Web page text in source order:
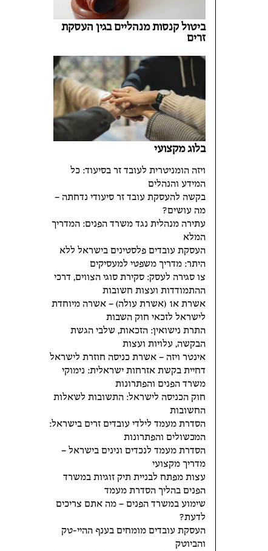
ביטול קנסות מנהליים בגין העסקת
זרים
בלוג מקצועי
ויזה הומניטרית לעובד זר בסיעוד: כל
המידע והנהלים
בקשה להעסקת עובד זר סיעודי נדחתה –
מה עושים?
עתירה מנהלית נגד משרד הפנים: המדריך
המלא
העסקת עובדים פלסטינים בישראל ללא
היתר: מדריך משפטי למעסיקים
צו סגירה לעסק: סקירת סוגי הצווים, דרכי
ההתמודדות ועצות חשובות
אשרת א1 (אשרת עולה) – אשרה מיוחדת
לישראל לזכאי חוק השבות
התרת נישואין: הזכאות, שלבי הגשת
הבקשה, עלויות ועצות
אינטר ויזה – אשרת כניסה חוזרת לישראל
דחיית בקשת אזרחות ישראלית: נימוקי
משרד הפנים והפתרונות
חוק הכניסה לישראל: התשובות לשאלות
החשובות
הסדרת מעמד לילדי עובדים זרים בישראל:
המכשולים והפתרונות
הסדרת מעמד לנכדים ונינים בישראל –
מדריך מקצועי
עצות מפתח לבניית תיק זוגיות במשרד
הפנים בהליך הסדרת מעמד
שימוע במשרד הפנים – מה אתם צריכים
לדעת?
העסקת עובדים מומחים בענף ההיי-טק
והביוטק